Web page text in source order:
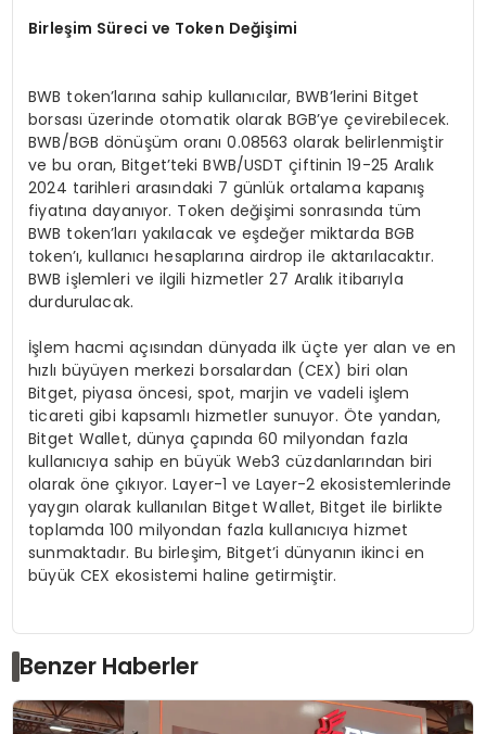
Birleşim Süreci ve Token Değişimi
BWB token’larına sahip kullanıcılar, BWB’lerini Bitget
borsası üzerinde otomatik olarak BGB’ye çevirebilecek.
BWB/BGB dönüşüm oranı 0.08563 olarak belirlenmiştir
ve bu oran, Bitget’teki BWB/USDT çiftinin 19-25 Aralık
2024 tarihleri arasındaki 7 günlük ortalama kapanış
fiyatına dayanıyor. Token değişimi sonrasında tüm
BWB token’ları yakılacak ve eşdeğer miktarda BGB
token’ı, kullanıcı hesaplarına airdrop ile aktarılacaktır.
BWB işlemleri ve ilgili hizmetler 27 Aralık itibarıyla
durdurulacak.
İşlem hacmi açısından dünyada ilk üçte yer alan ve en
hızlı büyüyen merkezi borsalardan (CEX) biri olan
Bitget, piyasa öncesi, spot, marjin ve vadeli işlem
ticareti gibi kapsamlı hizmetler sunuyor. Öte yandan,
Bitget Wallet, dünya çapında 60 milyondan fazla
kullanıcıya sahip en büyük Web3 cüzdanlarından biri
olarak öne çıkıyor. Layer-1 ve Layer-2 ekosistemlerinde
yaygın olarak kullanılan Bitget Wallet, Bitget ile birlikte
toplamda 100 milyondan fazla kullanıcıya hizmet
sunmaktadır. Bu birleşim, Bitget’i dünyanın ikinci en
büyük CEX ekosistemi haline getirmiştir.
Benzer Haberler